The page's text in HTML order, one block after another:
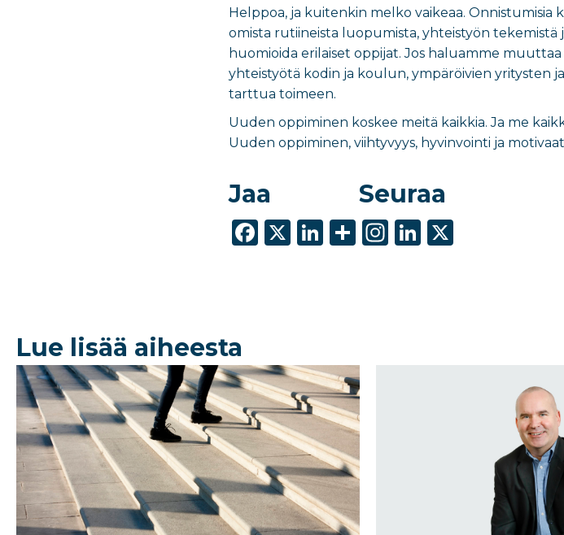
Helppoa, ja kuitenkin melko vaikeaa.
omista rutiineista luopumista, yhteistyön tekemistä
huomioida erilaiset oppijat. Jos haluamme
yhteistyötä kodin ja koulun, ympäröivien yritysten
tarttua toimeen.
Uuden oppiminen koskee meitä kaikkia. Ja me
Uuden oppiminen, viihtyvyys, hyvinvointi ja
Jaa
F
o
o
k
X Li
n
S
Seuraa
In
m
Li
n
X
Lue lisää aiheesta